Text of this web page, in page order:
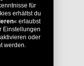
für
erhältst du
« erlaubst
Einstellungen
oder
werden.